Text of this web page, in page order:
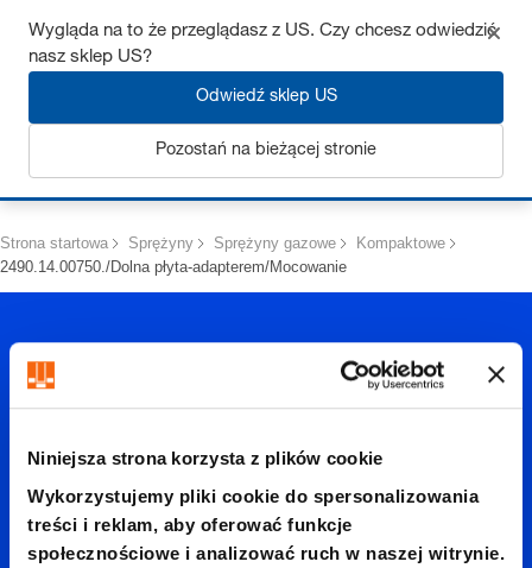
Niniejsza strona korzysta z plików cookie
Wykorzystujemy pliki cookie do spersonalizowania
treści i reklam, aby oferować funkcje
społecznościowe i analizować ruch w naszej witrynie.
Uzyskaj do 7% zniżki – kliknij tutaj, aby dowiedzieć się więcej
Strona startowa Sprężyny Sprężyny gazowe
Kompaktowe
2490.14.00750./Dolna płyta-adapterem/Mocowanie
2490.14.
Wygląda na to że przeglądasz z US. Czy chcesz odwiedzić
nasz sklep US?
Odwiedź sklep US
Pozostań na bieżącej stronie